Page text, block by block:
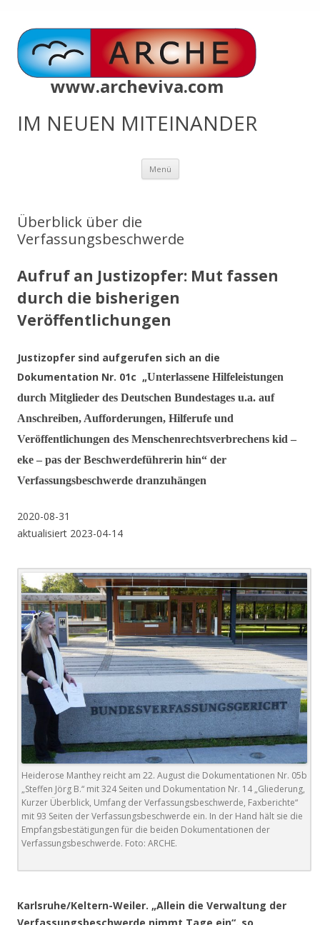
www.archeviva.com
IM NEUEN MITEINANDER
Menü Zum
springen
Überblick über die
Verfassungsbeschwerde
Aufruf an Justizopfer: Mut fassen
durch die bisherigen
Veröffentlichungen
Justizopfer sind aufgerufen sich an die
Dokumentation Nr. 01c „Unterlassene Hilfeleistungen
durch Mitglieder des Deutschen Bundestages u.a. auf
Anschreiben, Aufforderungen, Hilferufe und
Veröffentlichungen des Menschenrechtsverbrechens kid –
eke – pas der Beschwerdeführerin hin“ der
Verfassungsbeschwerde dranzuhängen
2020-08-31
aktualisiert 2023-04-14
Heiderose Manthey reicht am 22. August die Dokumentationen Nr. 05b
„Steffen Jörg B.“ mit 324 Seiten und Dokumentation Nr. 14 „Gliederung,
Kurzer Überblick, Umfang der Verfassungsbeschwerde, Faxberichte“
mit 93 Seiten der Verfassungsbeschwerde ein. In der Hand hält sie die
Empfangsbestätigungen für die beiden Dokumentationen der
Verfassungsbeschwerde. Foto: ARCHE.
Karlsruhe/Keltern-Weiler. „Allein die Verwaltung der
Verfassungsbeschwerde nimmt Tage ein“, so